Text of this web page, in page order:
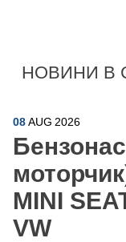
НОВИНИ В
08AUG 2026
MINI
VW